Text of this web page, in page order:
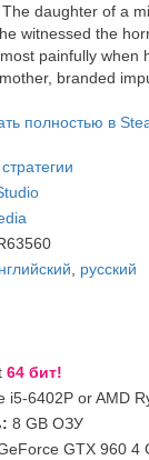
daughter of a
witnessed the
painfully when
branded
полностью в
стратегии
русский
64 бит!
i5-6402P or AMD
8 GB ОЗУ
GTX 960 4